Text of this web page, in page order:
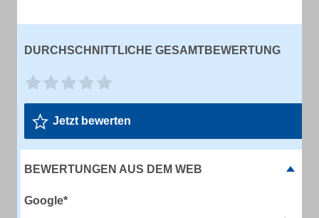
DURCHSCHNITTLICHE GESAMTBEWERTUNG
Jetzt bewerten
BEWERTUNGEN AUS DEM WEB
Google*